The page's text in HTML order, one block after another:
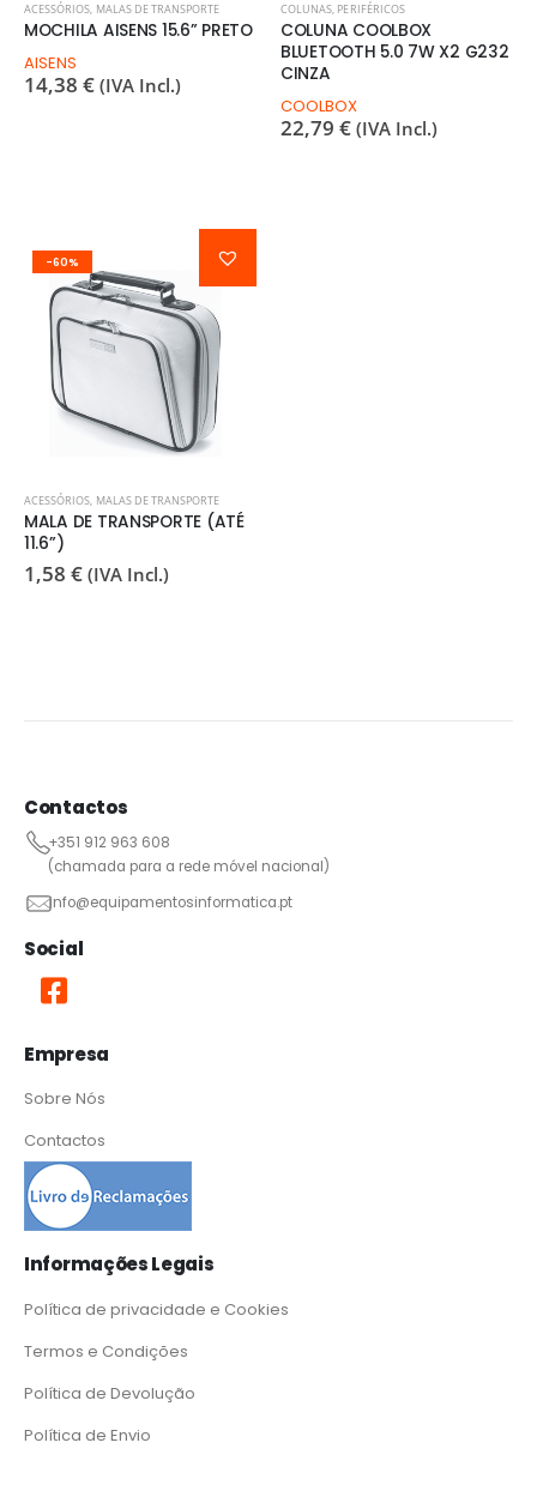
ACESSÓRIOS, MALAS DE TRANSPORTE
MOCHILA AISENS 15.6” PRETO
AISENS
14,38 € (IVA Incl.)
COLUNAS, PERIFÉRICOS
COLUNA COOLBOX
BLUETOOTH 5.0 7W X2 G232
CINZA
COOLBOX
22,79 € (IVA Incl.)
-60%
ACESSÓRIOS, MALAS DE TRANSPORTE
MALA DE TRANSPORTE (ATÉ
11.6”)
1,58 € (IVA Incl.)
Contactos
+351 912 963 608
(chamada para a rede móvel nacional)
info@equipamentosinformatica.pt
Social
Empresa
Sobre Nós
Contactos
Informações Legais
Política de privacidade e Cookies
Termos e Condições
Política de Devolução
Política de Envio